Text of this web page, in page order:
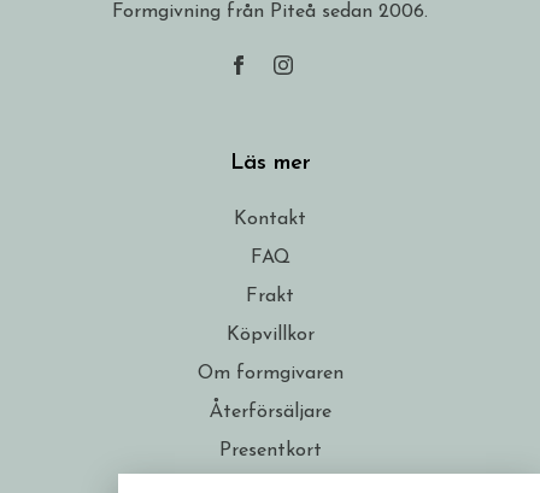
Formgivning från Piteå sedan 2006.
Läs mer
Kontakt
FAQ
Frakt
Köpvillkor
Om formgivaren
Återförsäljare
Presentkort